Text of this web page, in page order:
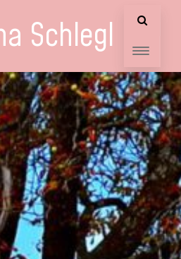
Schlegl